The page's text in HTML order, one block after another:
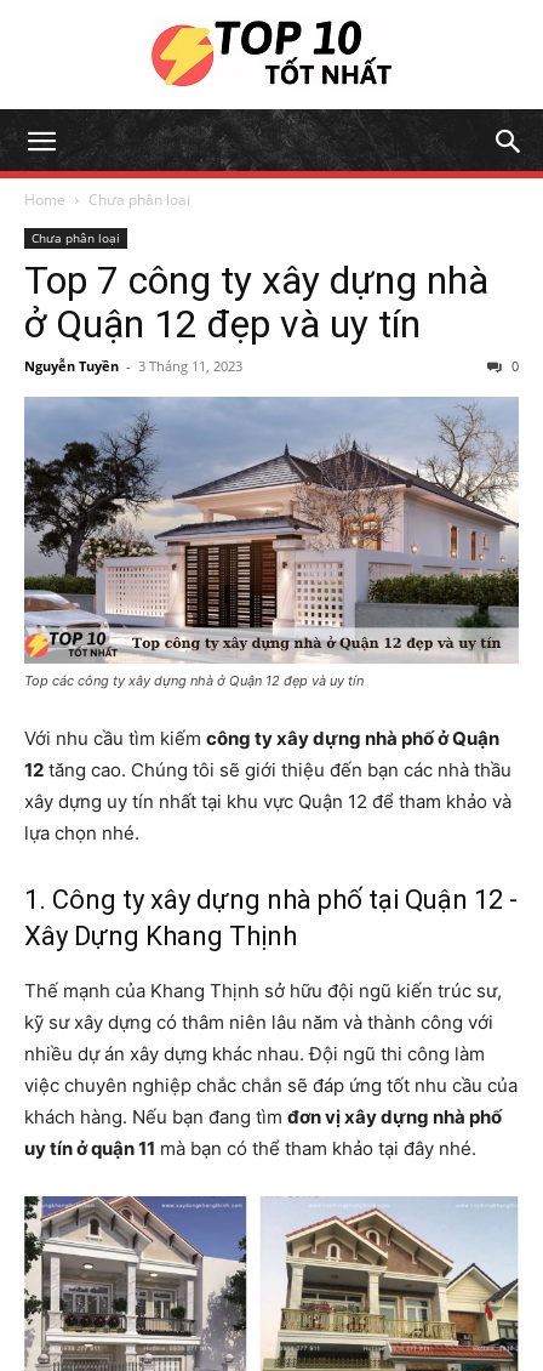
Home Chưa phân loại
Chưa phân loại
Top 7 công ty xây dựng nhà
ở Quận 12 đẹp và uy tín
Nguyễn Tuyền - 3 Tháng 11, 2023 0
Top các công ty xây dựng nhà ở Quận 12 đẹp và uy tín
Với nhu cầu tìm kiếm công ty xây dựng nhà phố ở Quận
12 tăng cao. Chúng tôi sẽ giới thiệu đến bạn các nhà thầu
xây dựng uy tín nhất tại khu vực Quận 12 để tham khảo và
lựa chọn nhé.
1. Công ty xây dựng nhà phố tại Quận 12 -
Xây Dựng Khang Thịnh
Thế mạnh của Khang Thịnh sở hữu đội ngũ kiến trúc sư,
kỹ sư xây dựng có thâm niên lâu năm và thành công với
nhiều dự án xây dựng khác nhau. Đội ngũ thi công làm
việc chuyên nghiệp chắc chắn sẽ đáp ứng tốt nhu cầu của
khách hàng. Nếu bạn đang tìm đơn vị xây dựng nhà phố
uy tín ở quận 11 mà bạn có thể tham khảo tại đây nhé.